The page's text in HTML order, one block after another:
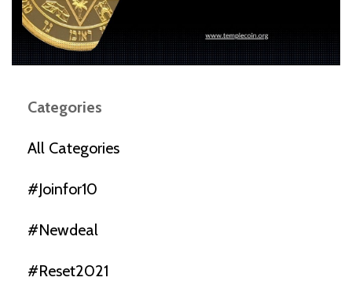
Categories
All Categories
#joinfor10
#newdeal
#reset2021